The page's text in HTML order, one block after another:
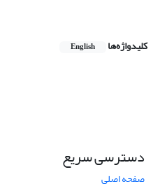
کلیدواژه‌ها English
دسترسی سریع
صفحه اصلی